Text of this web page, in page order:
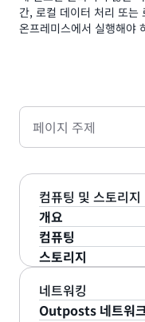
간, 로컬 데이터 처리 또는
온프레미스에서 실행해야
페이지 주제
컴퓨팅 및 스토리지
개요
다양한 애플리케이
을 충족하도록 설
Cloud(EC2),
Amazon Simple
컴퓨팅
범용(M8i/M7i/M5/
및 네트워크 리소
로드, 기계 학습
스토리지
Amazon EBS:
Outposts 랙의 경
네트워킹
Outposts 네트워